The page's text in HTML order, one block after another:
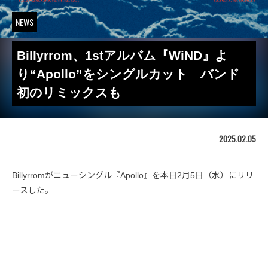
NEWS
Billyrrom、1stアルバム『WiND』よ
り“Apollo”をシングルカット バンド
初のリミックスも
2025.02.05
Billyrromがニューシングル『Apollo』を本日2月5日（水）にリリ
ースした。